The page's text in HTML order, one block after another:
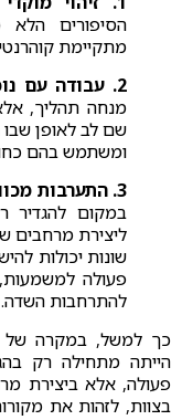
הסיפורים הלא
מתקיימת
2. עבודה עם נוכחות ולא רק עם תוכן –
מנחה תהליך,
שם לב לאופן שבו
ומשתמש בהם
3. התערבות מכוונת ליצירת תנאים (פחות פרוצדורלית) –
במקום להגדיר
ליצירת מרחבים
שונות יכולות
פעולה
להתרחבות השדה.
כך למשל, במקרה של
הייתה מתחילה רק
פעולה, אלא ביצירת
בצוות, לזהות את